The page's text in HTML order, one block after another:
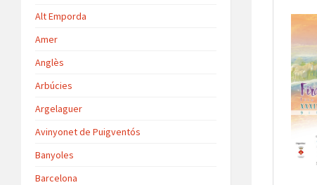
Alt Emporda
Amer
Anglès
Arbúcies
Argelaguer
Avinyonet de Puigventós
Banyoles
Barcelona